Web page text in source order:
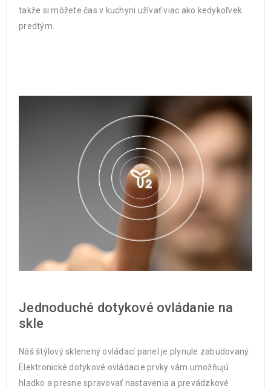
takže si môžete čas v kuchyni užívať viac ako kedykoľvek
predtým.
Jednoduché dotykové ovládanie na
skle
Náš štýlový sklenený ovládací panel je plynule zabudovaný.
Elektronické dotykové ovládacie prvky vám umožňujú
hladko a presne spravovať nastavenia a prevádzkové